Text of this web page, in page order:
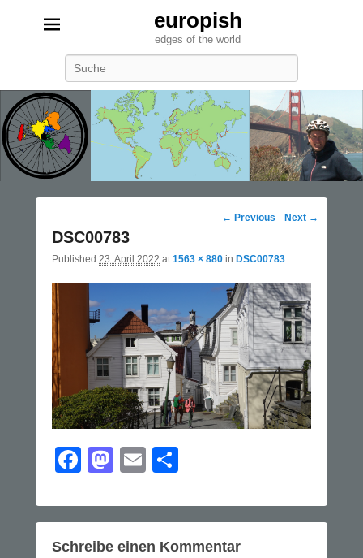
europish
edges of the world
Image
← Previous Next →
DSC00783
Published 23. April 2022 at1563 × 880 in DSC00783
F
c
e
M
st
o
E
ail e
n
Schreibe einen Kommentar